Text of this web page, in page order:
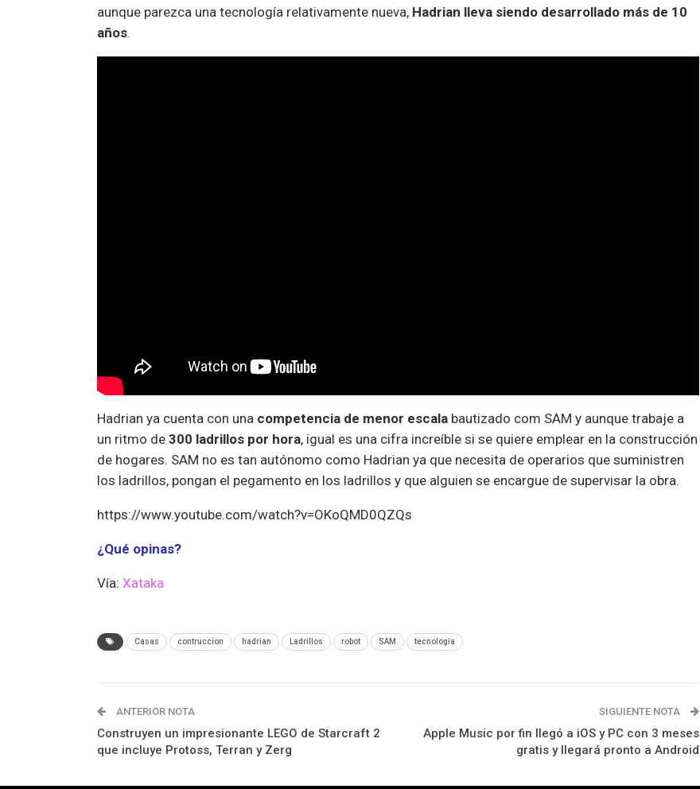
aunque parezca una tecnología relativamente nueva, Hadrian lleva siendo desarrollado más de 10
años.
Hadrian ya cuenta con una competencia de menor escala bautizado com SAM y aunque trabaje a
un ritmo de 300 ladrillos por hora, igual es una cifra increíble si se quiere emplear en la construcción
de hogares. SAM no es tan autónomo como Hadrian ya que necesita de operarios que suministren
los ladrillos, pongan el pegamento en los ladrillos y que alguien se encargue de supervisar la obra.
https://www.youtube.com/watch?v=OKoQMD0QZQs
¿Qué opinas?
Vía: Xataka
Casas contruccion hadrian Ladrillos robot SAM tecnología
ANTERIOR NOTA
Construyen un impresionante LEGO de Starcraft 2
que incluye Protoss, Terran y Zerg
SIGUIENTE NOTA
Apple Music por fin llegó a iOS y PC con 3 meses
gratis y llegará pronto a Android